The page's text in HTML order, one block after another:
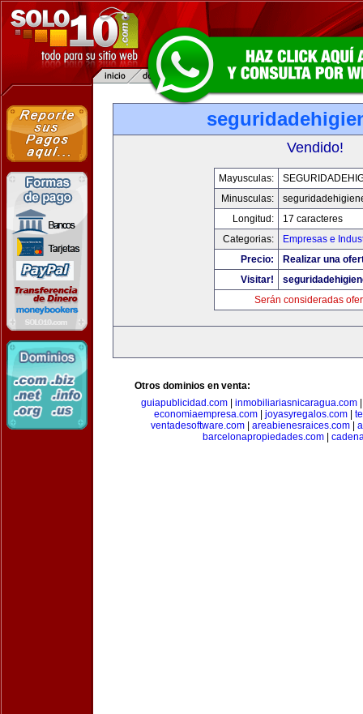
Vendido!
Mayusculas:
Minusculas:
Longitud:
17 caracteres
Categorias:
Empresas e
Precio:
Realizar una
Visitar!
Serán consideradas
Otros dominios en venta:
guiapublicidad.com
inmobiliariasnicaragua.com
economiaempresa.com
joyasyregalos.com
ventadesoftware.com| areabienesraices.com|
barcelonapropiedades.com